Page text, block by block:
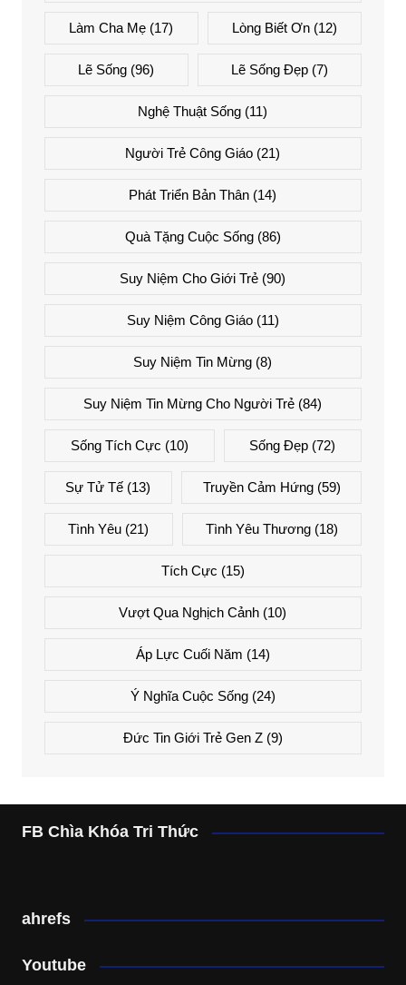
Làm Cha Mẹ (17) Lòng Biết Ơn(12)
Lẽ Sống (96) Lẽ Sống Đẹp(7)
Nghệ Thuật Sống (11)
Người Trẻ Công Giáo (21)
Phát Triển Bản Thân (14)
Quà Tặng Cuộc Sống(86)
Suy Niệm Cho Giới Trẻ (90)
Suy Niệm Công Giáo(11)
Suy Niệm Tin Mừng (8)
Suy Niệm Tin Mừng Cho Người Trẻ (84)
Sống Tích Cực (10) Sống Đẹp (72)
Sự Tử Tế (13) Truyền Cảm Hứng(59)
Tình Yêu (21) Tình Yêu Thương(18)
Tích Cực (15)
Vượt Qua Nghịch Cảnh (10)
Áp Lực Cuối Năm (14)
Ý Nghĩa Cuộc Sống(24)
Đức Tin Giới Trẻ Gen Z(9)
FB Chìa Khóa Tri Thức
ahrefs
Youtube